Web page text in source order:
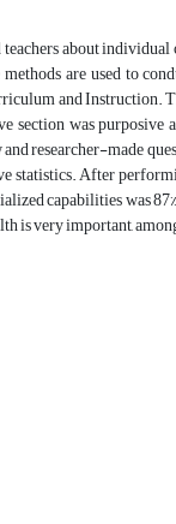
about
are used to
and
was purposive
researcher-made
After
capabilities was
very important,